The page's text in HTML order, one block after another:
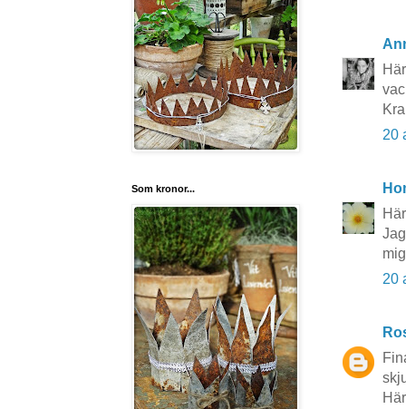
20
20
Som kronor...